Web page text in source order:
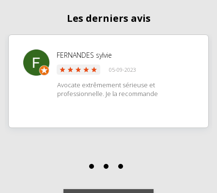
Les derniers avis
FERNANDES sylvie
05-09-2023
Avocate extrêmement sérieuse et
professionnelle. Je la recommande